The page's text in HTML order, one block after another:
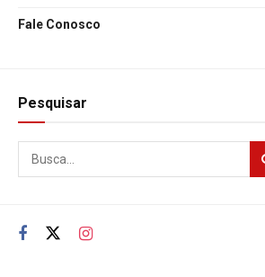
Fale Conosco
Pesquisar